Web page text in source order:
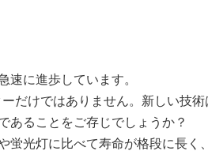
速に進歩しています。
だけではありません。新しい技
あることをご存じでしょうか？
蛍光灯に比べて寿命が格段に長く